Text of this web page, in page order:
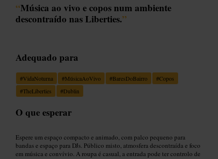
“Música ao vivo e copos num ambiente
descontraído nas Liberties.”
Adequado para
#VidaNoturna #MúsicaAoVivo #BaresDoBairro #Copos
#TheLiberties #Dublin
O que esperar
Espere um espaço compacto e animado, com palco pequeno para
bandas e espaço para DJs. Público misto, atmosfera descontraída e foco
em música e convívio. A roupa é casual, a entrada pode ter controlo de